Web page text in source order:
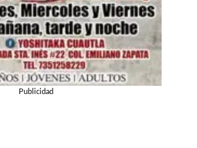
Publicidad